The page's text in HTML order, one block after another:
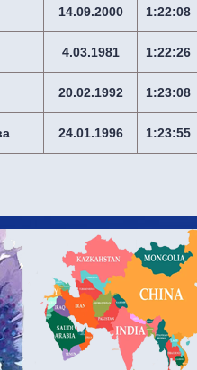
14.09.2000 1:22:08
4.03.1981 1:22:26
20.02.1992 1:23:08
24.01.1996 1:23:55